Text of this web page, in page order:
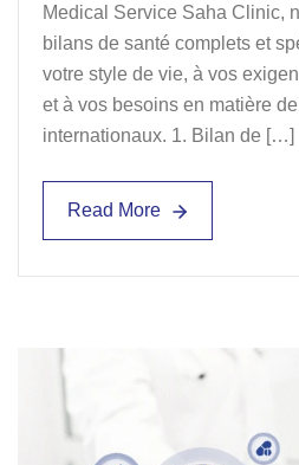
Medical Service Saha Clinic,
bilans de santé complets et
votre style de vie, à vos
et à vos besoins en matière
internationaux. 1. Bilan de […]
Read More
Read More